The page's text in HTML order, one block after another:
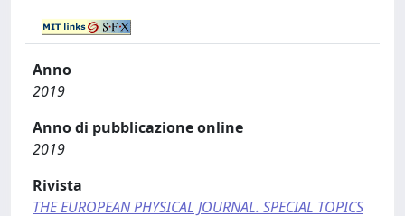
Anno
2019
Anno di pubblicazione online
2019
Rivista
THE EUROPEAN PHYSICAL JOURNAL. SPECIAL TOPICS